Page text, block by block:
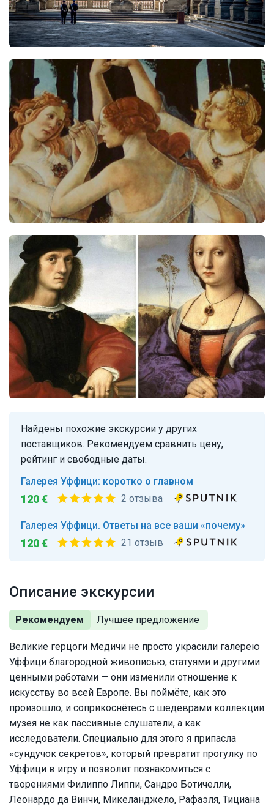
Описание экскурсии
Рекомендуем
Великие герцоги Медичи не просто украсили галерею
Уффици благородной живописью, статуями и другими
ценными работами — они изменили отношение к
искусству во всей Европе. Вы поймёте, как это
произошло, и соприкоснётесь с шедеврами коллекции
музея не как пассивные слушатели, а как
исследователи. Специально для этого я припасла
«сундучок секретов», который превратит прогулку по
Уффици в игру и позволит познакомиться с
творениями Филиппо Липпи, Сандро Ботичелли,
Леонардо да Винчи, Микеланджело, Рафаэля, Тициана
Найдены похожие экскурсии у других
поставщиков. Рекомендуем сравнить цену,
рейтинг и свободные даты.
Галерея Уффици: коротко о главном
120 € 2 отзыва
Галерея Уффици. Ответы на все ваши «почему»
120 € 21 отзыв